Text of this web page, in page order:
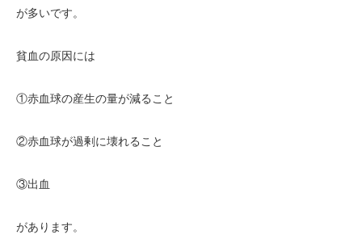
が多いです。
貧血の原因には
①赤血球の産生の量が減ること
②赤血球が過剰に壊れること
③出血
があります。